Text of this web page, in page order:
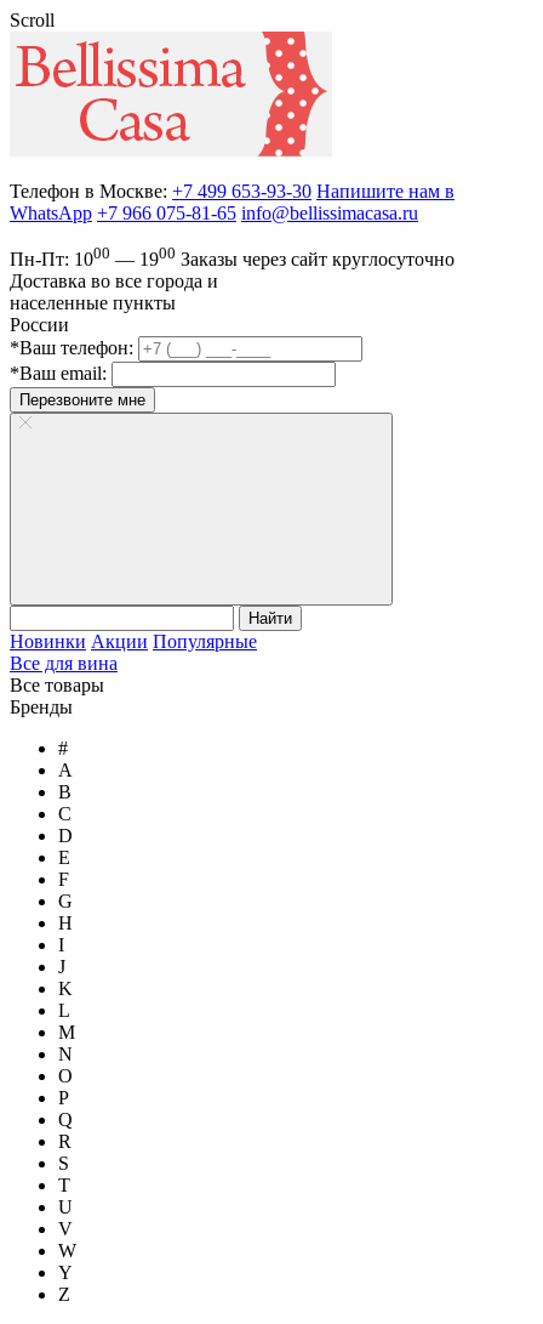
Scroll
Телефон в Москве: +7 499 653-93-30 Напишите нам в
WhatsApp +7 966 075-81-65 info@bellissimacasa.ru
Пн-Пт: 1000 — 1900 Заказы через сайт круглосуточно
Доставка во все города и
населенные пункты
России
*Ваш телефон:
*Ваш email:
Перезвоните мне
Найти
Новинки Акции Популярные
Все для вина
Все товары
Бренды
#
A
B
C
D
E
F
G
H
I
J
K
L
M
N
O
P
Q
R
S
T
U
V
W
Y
Z